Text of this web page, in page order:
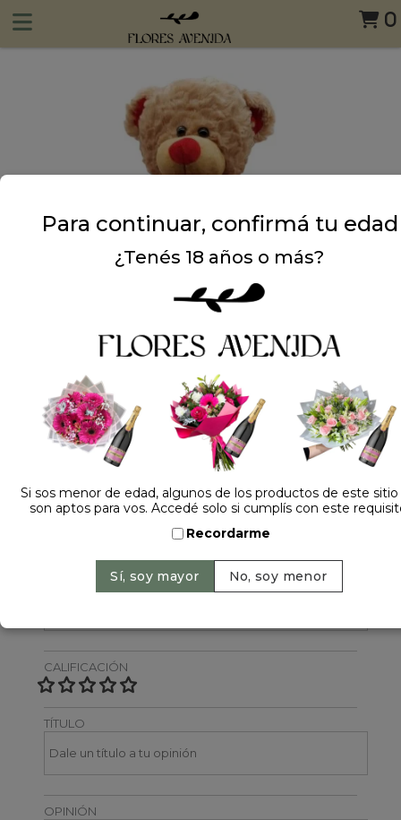
0
Dejá tu opinión
NOMBRE
CALIFICACIÓN
TÍTULO
OPINIÓN
Para continuar, confirmá tu edad
¿Tenés 18 años o más?
Si sos menor de edad, algunos de los productos de este
son aptos para vos. Accedé solo si cumplís con este
Recordarme